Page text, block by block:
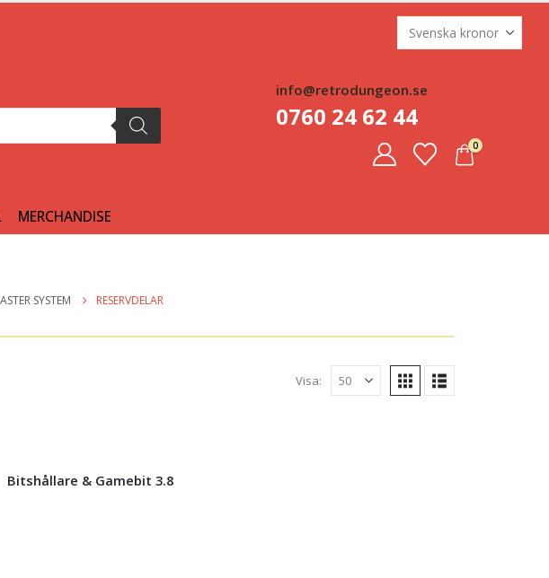
info@retrodungeon.se
0760 24 62 44
0
MERCHANDISE
SYSTEM RESERVDELAR
Visa:
Bitshållare & Gamebit 3.8